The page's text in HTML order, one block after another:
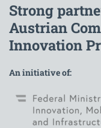
Strong
Austrian
Innovation
An initiative of: